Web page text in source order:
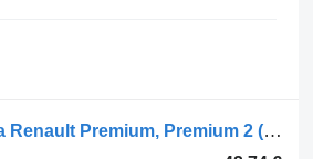
Renault Premium 2 (01.05-) 5010628007 cortina parasol para Renault Premium, Premium 2 (1996-2014) cabeza tractora